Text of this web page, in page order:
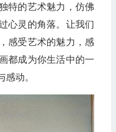
特的艺术魅力，仿佛
心灵的角落。让我们
感受艺术的魅力，感
都成为你生活中的一
动。